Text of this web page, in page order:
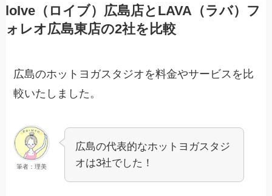
loIve（ロイブ）広島店とLAVA（ラバ）フ
ォレオ広島東店の2社を比較
広島のホットヨガスタジオを料金やサービスを比
較いたしました。
筆者：理美
広島の代表的なホットヨガスタジ
オは3社でした！